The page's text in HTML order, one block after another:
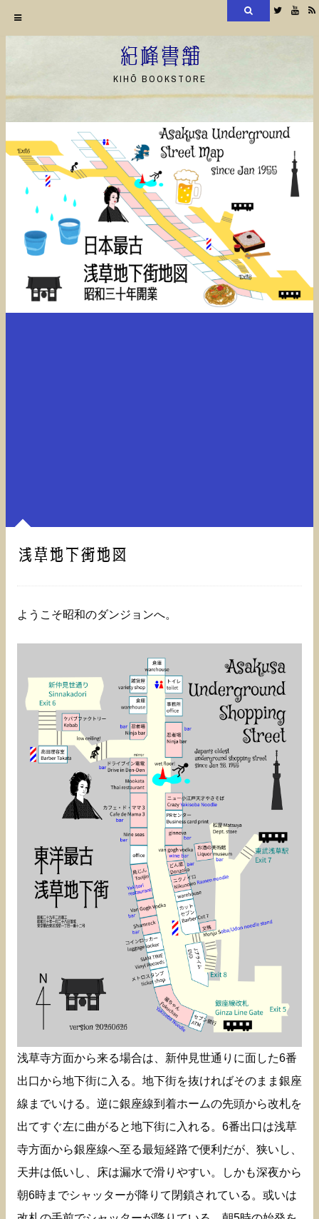
ン
ツ
へ
Twitter
紀峰書舗
KIHŌ BOOKSTORE
浅草地下街地図
ようこそ昭和のダンジョンへ。
浅草寺方面から来る場合は、新仲見世通りに面した6番
出口から地下街に入る。地下街を抜ければそのまま銀座
線までいける。逆に銀座線到着ホームの先頭から改札を
出てすぐ左に曲がると地下街に入れる。6番出口は浅草
寺方面から銀座線へ至る最短経路で便利だが、狭いし、
天井は低いし、床は漏水で滑りやすい。しかも深夜から
朝6時までシャッターが降りて閉鎖されている。或いは